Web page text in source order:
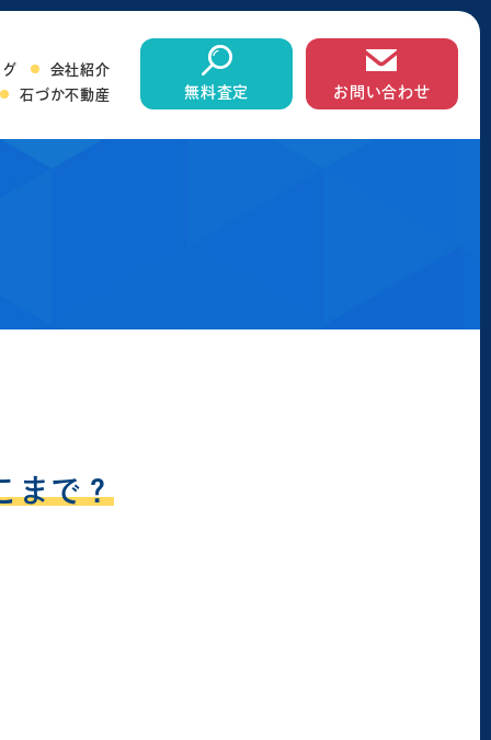
会社紹介
石づか不動産
無料査定 お問い合わせ
まで？